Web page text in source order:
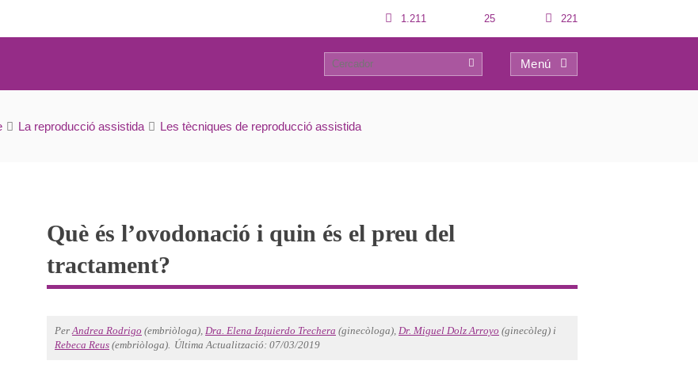
1.211 25 221
Menú
i quin és el preu del tractament?
32 0
La reproducció assistida Les tècniques de reproducció assistida
Què és l’ovodonació i quin és el preu del
tractament?
PerAndrea Rodrigo (embriòloga), Dra. Elena Izquierdo Trechera (ginecòloga), Dr. Miguel Dolz Arroyo (ginecòleg) i
Rebeca Reus (embriòloga). Última Actualització: 07/03/2019